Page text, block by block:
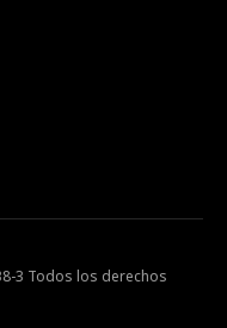
3 Todos los derechos